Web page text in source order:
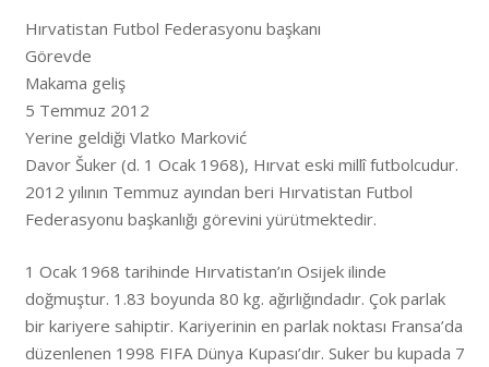
Hırvatistan Futbol Federasyonu başkanı
Görevde
Makama geliş
5 Temmuz 2012
Yerine geldiği Vlatko Marković
Davor Šuker (d. 1 Ocak 1968), Hırvat eski millî futbolcudur.
2012 yılının Temmuz ayından beri Hırvatistan Futbol
Federasyonu başkanlığı görevini yürütmektedir.
1 Ocak 1968 tarihinde Hırvatistan’ın Osijek ilinde
doğmuştur. 1.83 boyunda 80 kg. ağırlığındadır. Çok parlak
bir kariyere sahiptir. Kariyerinin en parlak noktası Fransa’da
düzenlenen 1998 FIFA Dünya Kupası’dır. Suker bu kupada 7